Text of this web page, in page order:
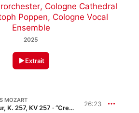
, Cologne Cathedral
Poppen, Cologne Vocal
Ensemble
2025
Extrait
MOZART
Messe en do majeur, K. 257, KV 257 · “Credo Mass” 26:23